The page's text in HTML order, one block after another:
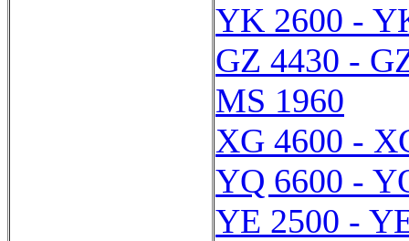
YK 2600 -
GZ 4430 -
MS 1960
XG 4600 -
YQ 6600 -
YE 2500 -